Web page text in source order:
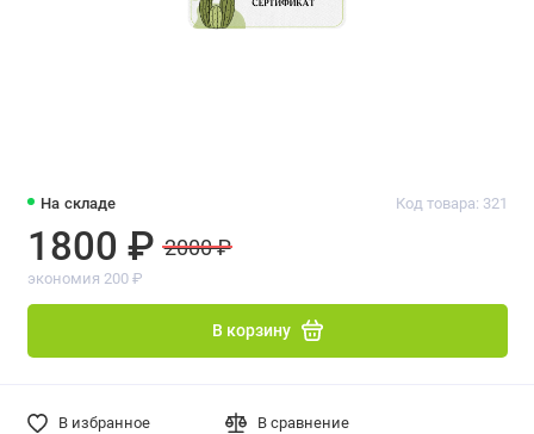
На складе Код товара: 321
1800 ₽ 2000 ₽
экономия 200 ₽
В корзину
В избранное В сравнение